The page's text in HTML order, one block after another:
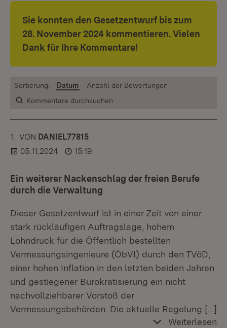
Sie konnten den Gesetzentwurf bis zum
28. November 2024 kommentieren. Vielen
Dank für Ihre Kommentare!
Kommentare durchsuchen
Sortierung: Datum Anzahl der Bewertungen
1. KOMMENTAR
VON :DANIEL77815
05.11.2024
15:19
Ein weiterer Nackenschlag der freien Berufe
durch die Verwaltung
Dieser Gesetzentwurf ist in einer Zeit von einer
stark rückläufigen Auftragslage, hohem
Lohndruck für die Öffentlich bestellten
Vermessungsingenieure (ÖbVI) durch den TVöD,
einer hohen Inflation in den letzten beiden Jahren
und gestiegener Bürokratisierung ein nicht
nachvollziehbarer Vorstoß der
Vermessungsbehörden. Die aktuelle Regelung […]
Weiterlesen